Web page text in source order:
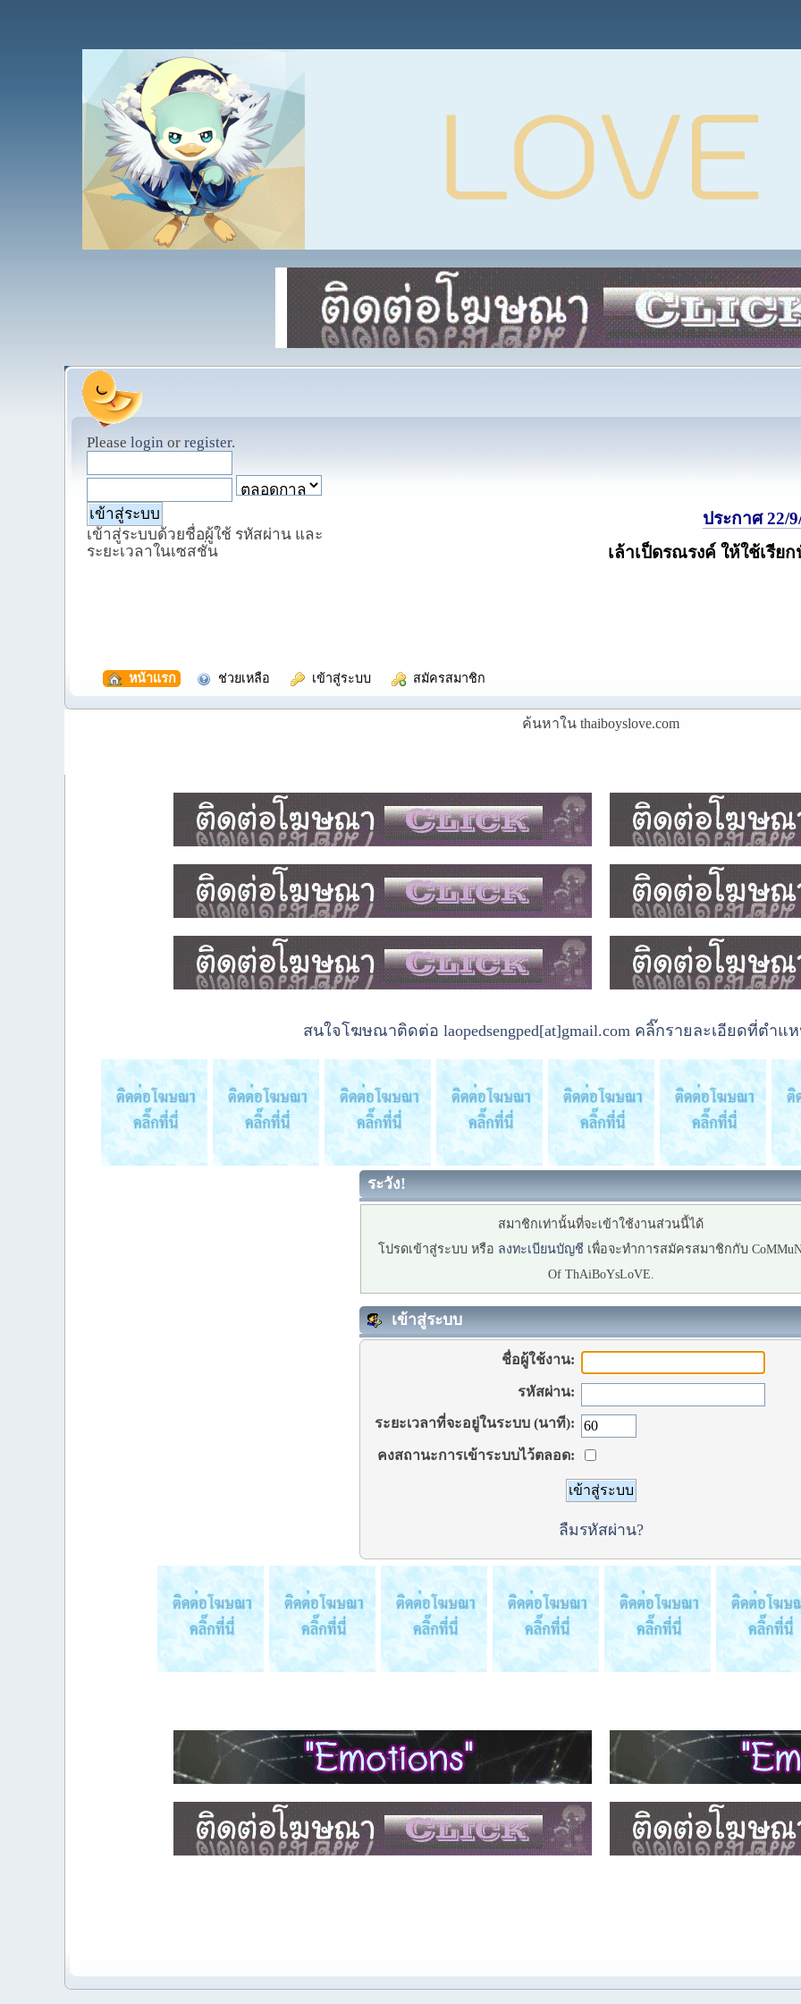
Please login or register.
เข้าสู่ระบบด้วยชื่อผู้ใช้ รหัสผ่าน และ
ระยะเวลาในเซสชั่น
ประกาศ 22/
เล้าเป็ดรณรงค์ ให้ใช้เรีย
หน้าแรก ช่วยเหลือ เข้าสู่ระบบ สมัครสมาชิก
ค้นหาใน thaiboyslove.com
สนใจโฆษณาติดต่อ laopedsengped[at]gmail.com คลิ๊กรายละเอียดที่ตำแ
ระวัง!
สมาชิกเท่านั้นที่จะเข้าใช้งานส่วนนี้ได้
โปรดเข้าสู่ระบบ หรือ ลงทะเบียนบัญชี เพื่อจะทำการสมัครสมาชิกกับ
Of ThAiBoYsLoVE.
เข้าสู่ระบบ
ชื่อผู้ใช้งาน:
รหัสผ่าน:
ระยะเวลาที่จะอยู่ในระบบ (นาที):
คงสถานะการเข้าระบบไว้ตลอด:
ลืมรหัสผ่าน?